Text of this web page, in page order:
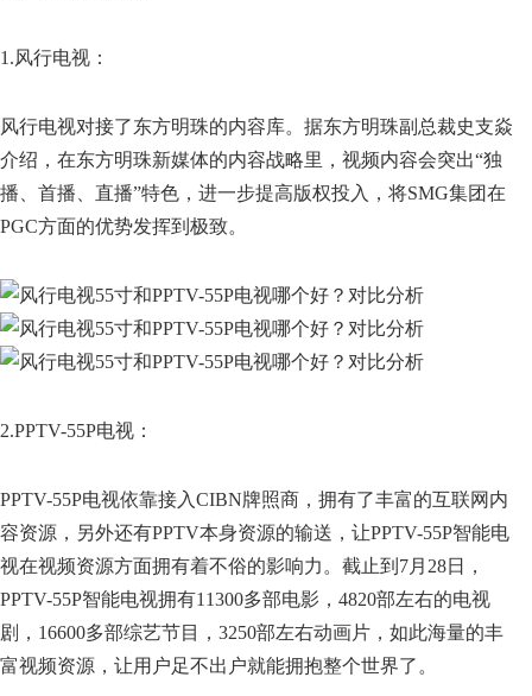
1.风行电视：
风行电视对接了东方明珠的内容库。据东方明珠副总裁史支焱
介绍，在东方明珠新媒体的内容战略里，视频内容会突出“独
播、首播、直播”特色，进一步提高版权投入，将SMG集团在
PGC方面的优势发挥到极致。
2.PPTV-55P电视：
PPTV-55P电视依靠接入CIBN牌照商，拥有了丰富的互联网内
容资源，另外还有PPTV本身资源的输送，让PPTV-55P智能电
视在视频资源方面拥有着不俗的影响力。截止到7月28日，
PPTV-55P智能电视拥有11300多部电影，4820部左右的电视
剧，16600多部综艺节目，3250部左右动画片，如此海量的丰
富视频资源，让用户足不出户就能拥抱整个世界了。